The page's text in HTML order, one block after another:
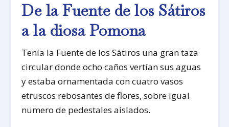
De la Fuente de los Sátiros
a la diosa Pomona
Tenía la Fuente de los Sátiros una gran taza
circular donde ocho caños vertían sus aguas
y estaba ornamentada con cuatro vasos
etruscos rebosantes de flores, sobre igual
numero de pedestales aislados.